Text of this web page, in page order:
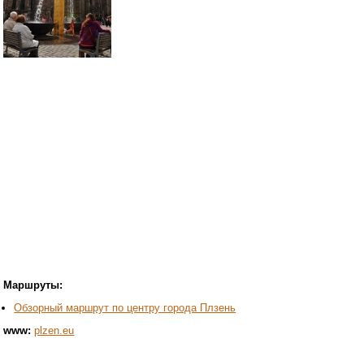
Маршруты:
Обзорный маршрут по центру города Плзень
www: plzen.eu